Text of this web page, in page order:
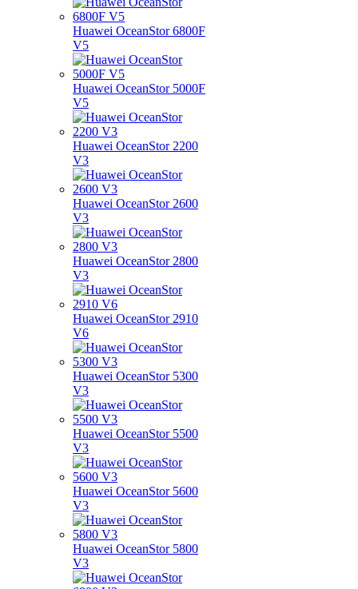
Huawei OceanStor 6800F
V5
Huawei OceanStor 5000F
V5
Huawei OceanStor 2200
V3
Huawei OceanStor 2600
V3
Huawei OceanStor 2800
V3
Huawei OceanStor 2910
V6
Huawei OceanStor 5300
V3
Huawei OceanStor 5500
V3
Huawei OceanStor 5600
V3
Huawei OceanStor 5800
V3